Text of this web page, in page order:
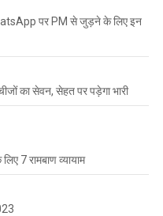
पर PM से जुड़ने के लिए इन
का सेवन, सेहत पर पड़ेगा भारी
7 रामबाण व्यायाम